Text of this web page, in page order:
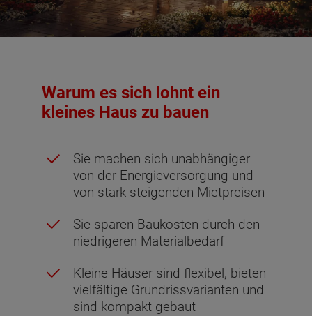
Warum es sich lohnt ein
kleines Haus zu bauen
Sie machen sich unabhängiger
von der Energieversorgung und
von stark steigenden Mietpreisen
Sie sparen Baukosten durch den
niedrigeren Materialbedarf
Kleine Häuser sind flexibel, bieten
vielfältige Grundrissvarianten und
sind kompakt gebaut